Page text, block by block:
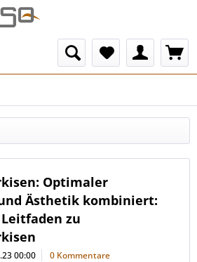
Optimaler
Ästhetik kombiniert:
zu
00:00 0 Kommentare